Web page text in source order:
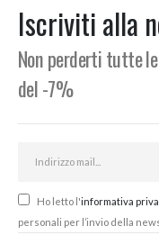
Iscriviti alla
Non perderti tutte
del -7%
Ho letto l'informativa
personali per l’invio della